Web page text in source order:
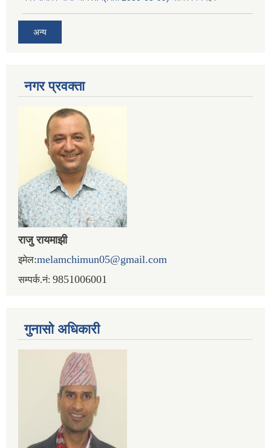
अन्य
नगर प्रव‌क्ता
राजु रायमाझी
इमेल:melamchimun05@gmail.com
सम्पर्क.नं: 9851006001
गुनासो अधिकारी